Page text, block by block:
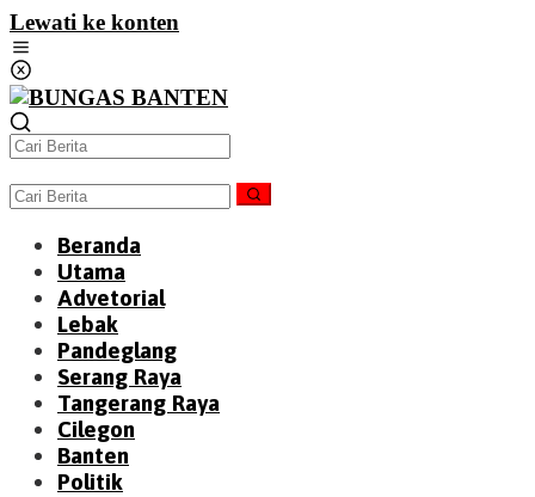
Lewati ke konten
Beranda
Utama
Advetorial
Lebak
Pandeglang
Serang Raya
Tangerang Raya
Cilegon
Banten
Politik